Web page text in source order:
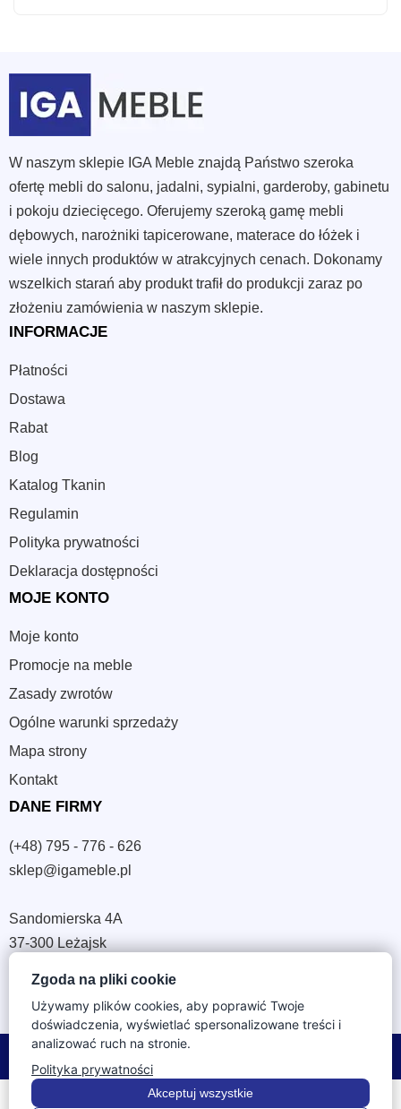
W naszym sklepie IGA Meble znajdą Państwo szeroka
ofertę mebli do salonu, jadalni, sypialni, garderoby, gabinetu
i pokoju dziecięcego. Oferujemy szeroką gamę mebli
dębowych, narożniki tapicerowane, materace do łóżek i
wiele innych produktów w atrakcyjnych cenach. Dokonamy
wszelkich starań aby produkt trafił do produkcji zaraz po
złożeniu zamówienia w naszym sklepie.
INFORMACJE
Płatności
Dostawa
Rabat
Blog
Katalog Tkanin
Regulamin
Polityka prywatności
Deklaracja dostępności
MOJE KONTO
Moje konto
Promocje na meble
Zasady zwrotów
Ogólne warunki sprzedaży
Mapa strony
Kontakt
DANE FIRMY
(+48) 795 - 776 - 626
sklep@igameble.pl
Sandomierska 4A
37-300 Leżajsk
REGON: 180933172
Zgoda na pliki cookie
Używamy plików cookies, aby poprawić Twoje
doświadczenia, wyświetlać spersonalizowane treści i
analizować ruch na stronie.
Polityka prywatności
Akceptuj wszystkie